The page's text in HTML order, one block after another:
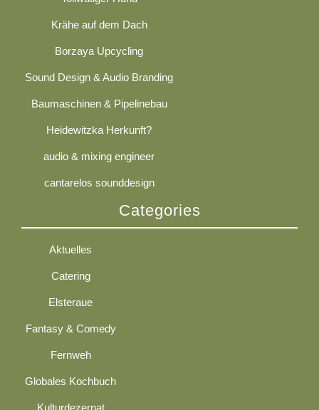
Krähe auf dem Dach
Borzaya Upcycling
Sound Design & Audio Branding
Baumaschinen & Pipelinebau
Heidewitzka Herkunft?
audio & mixing engineer
cantarelos sounddesign
Categories
Aktuelles
Catering
Elsteraue
Fantasy & Comedy
Fernweh
Globales Kochbuch
Kulturdezernat